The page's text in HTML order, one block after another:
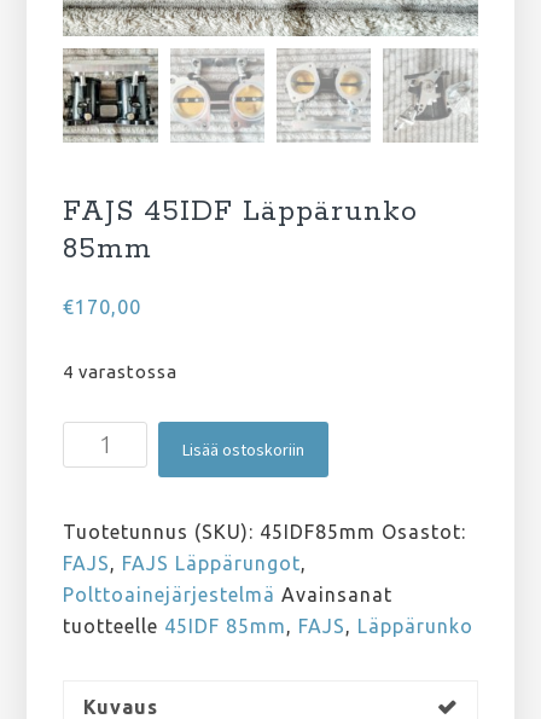
FAJS 45IDF Läppärunko
85mm
€170,00
4 varastossa
FAJS
45IDF
85mm
määrä
Lisää ostoskoriin
Tuotetunnus (SKU): 45IDF85mm Osastot:
FAJS, FAJS Läppärungot,
Polttoainejärjestelmä Avainsanat
tuotteelle 45IDF 85mm, FAJS, Läppärunko
Kuvaus